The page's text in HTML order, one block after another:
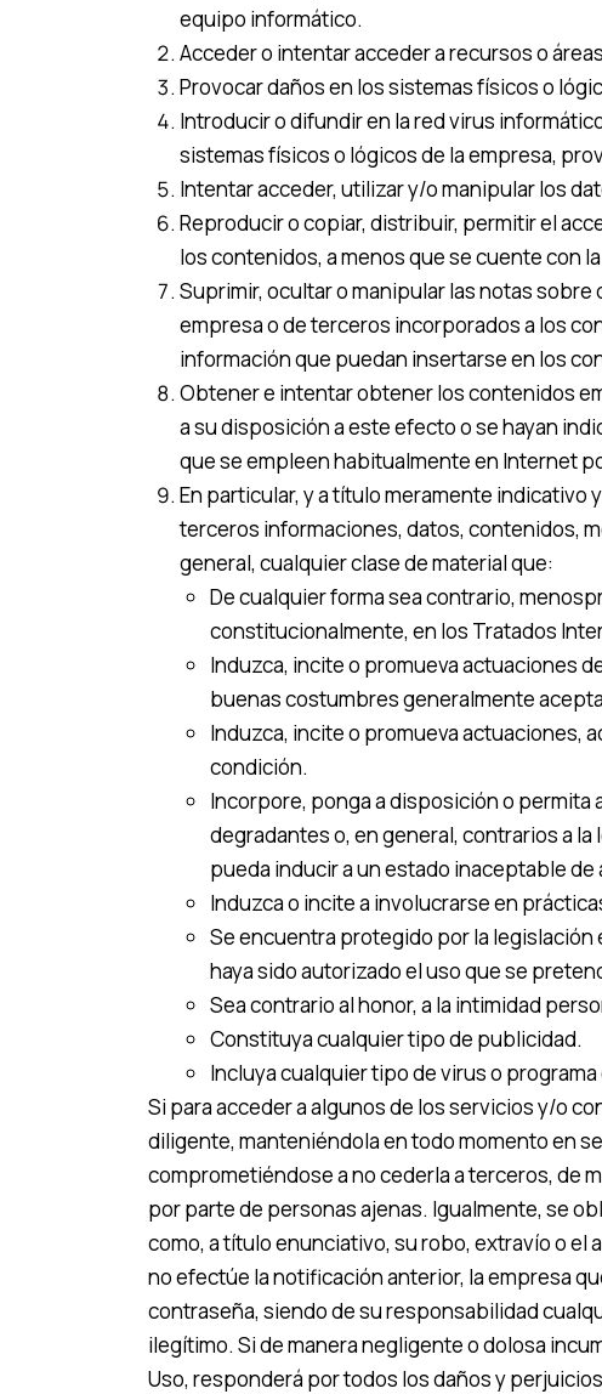
equipo informático.
Acceder o intentar acceder a recursos o
Provocar daños en los sistemas físicos o
Introducir o difundir en la red virus
sistemas físicos o lógicos de la empresa,
Intentar acceder, utilizar y/o manipular los
Reproducir o copiar, distribuir, permitir el
los contenidos, a menos que se cuente con
Suprimir, ocultar o manipular las notas
empresa o de terceros incorporados a los
información que puedan insertarse en los
Obtener e intentar obtener los contenidos
a su disposición a este efecto o se hayan
que se empleen habitualmente en Internet
En particular, y a título meramente indicativo
terceros informaciones, datos, contenidos,
general, cualquier clase de material que:
De cualquier forma sea contrario,
constitucionalmente, en los Tratados
Induzca, incite o promueva actuaciones
buenas costumbres generalmente
Induzca, incite o promueva actuaciones,
condición.
Incorpore, ponga a disposición o
degradantes o, en general, contrarios a
pueda inducir a un estado inaceptable de
Induzca o incite a involucrarse en
Se encuentra protegido por la
haya sido autorizado el uso que se
Sea contrario al honor, a la intimidad
Constituya cualquier tipo de publicidad.
Incluya cualquier tipo de virus o
Si para acceder a algunos de los servicios y/o
diligente, manteniéndola en todo momento en
comprometiéndose a no cederla a terceros, de
por parte de personas ajenas. Igualmente, se
como, a título enunciativo, su robo, extravío o el
no efectúe la notificación anterior, la empresa
contraseña, siendo de su responsabilidad
ilegítimo. Si de manera negligente o dolosa
Uso, responderá por todos los daños y